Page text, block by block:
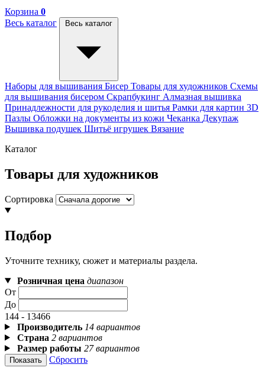
Корзина 0
Весь каталог
Весь каталог
Наборы для вышивания Бисер Товары для художников Схемы
для вышивания бисером Скрапбукинг Алмазная вышивка
Принадлежности для рукоделия и шитья Рамки для картин 3D
Пазлы Обложки на документы из кожи Чеканка Декупаж
Вышивка подушек Шитьё игрушек Вязание
Каталог
Товары для художников
Сортировка
Подбор
Уточните технику, сюжет и материалы раздела.
Розничная цена диапазон
От
До
144 - 13466
Производитель 14 вариантов
Страна 2 вариантов
Размер работы 27 вариантов
Показать Сбросить